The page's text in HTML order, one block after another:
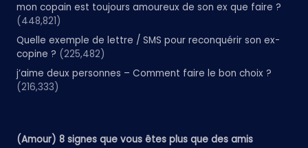
mon copain est toujours amoureux de son ex que faire ?
(448,821)
Quelle exemple de lettre / SMS pour reconquérir son ex-
copine ? (225,482)
j’aime deux personnes – Comment faire le bon choix ?
(216,333)
(Amour) 8 signes que vous êtes plus que des amis